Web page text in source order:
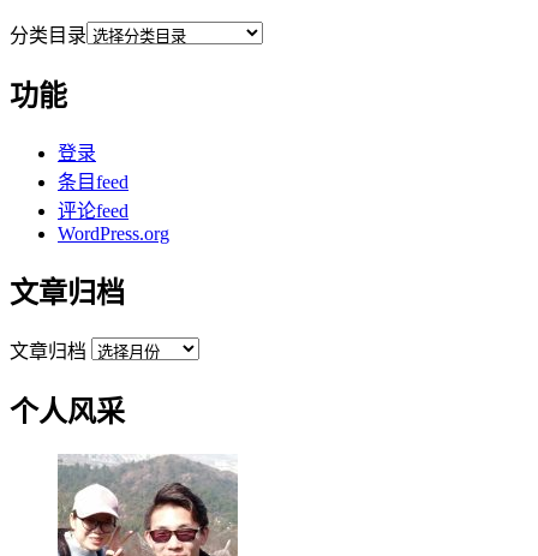
分类目录
功能
登录
条目feed
评论feed
WordPress.org
文章归档
文章归档
个人风采